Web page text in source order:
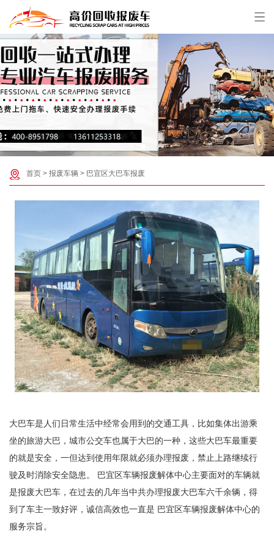
首页 > 报废车辆 > 巴宜区大巴车报废
大巴车是人们日常生活中经常会用到的交通工具，比如集体出游乘
坐的旅游大巴，城市公交车也属于大巴的一种，这些大巴车最重要
的就是安全，一但达到使用年限就必须办理报废，禁止上路继续行
驶及时消除安全隐患。 巴宜区车辆报废解体中心主要面对的车辆就
是报废大巴车，在过去的几年当中共办理报废大巴车六千余辆，得
到了车主一致好评，诚信高效也一直是 巴宜区车辆报废解体中心的
服务宗旨。